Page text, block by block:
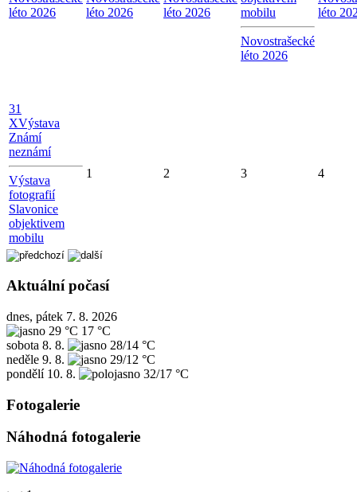
léto 2026
léto 2026
léto 2026
mobilu
Novostrašecké
léto 2026
léto
31
XVýstava
Známí
neznámí
Výstava
fotografií
Slavonice
objektivem
mobilu
1 2 3 4
Aktuální počasí
dnes, pátek 7. 8. 2026
29 °C 17 °C
sobota 8. 8.
28/14 °C
neděle 9. 8.
29/12 °C
pondělí 10. 8. 32/17 °C
Fotogalerie
Náhodná fotogalerie